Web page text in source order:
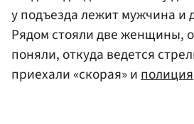
у подъезда лежит мужчина и
Рядом стояли две женщины,
поняли, откуда ведется
приехали «скорая» иполиция